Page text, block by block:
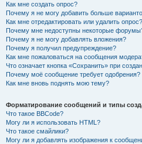
Как мне создать опрос?
Почему я не могу добавить больше
Как мне отредактировать или удалить опрос?
Почему мне недоступны некоторые
Почему я не могу добавлять вложения?
Почему я получил предупреждение?
Как мне пожаловаться на сообщения
Что означает кнопка «Сохранить» при
Почему моё сообщение требует одобрения?
Как мне вновь поднять мою тему?
Форматирование сообщений и типы
Что такое BBCode?
Могу ли я использовать HTML?
Что такое смайлики?
Могу ли я добавлять изображения к